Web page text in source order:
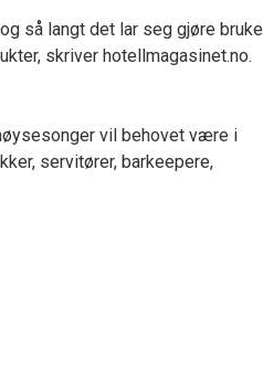
så langt det lar seg gjøre bruke
skriver hotellmagasinet.no.
vil behovet være i
servitører, barkeepere,